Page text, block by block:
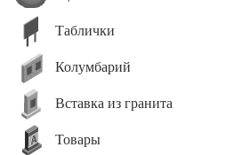
Таблички
Колумбарий
Вставка из гранита
Товары